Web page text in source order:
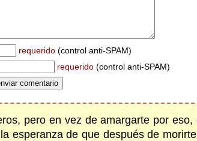
requerido (control anti-SPAM)
requerido (control anti-SPAM)
pero en vez de amargarte por
esperanza de que después de